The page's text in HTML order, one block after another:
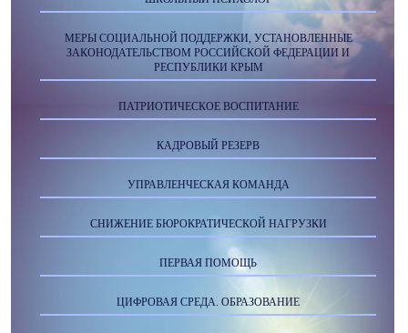
МЕРЫ СОЦИАЛЬНОЙ ПОДДЕРЖКИ, УСТАНОВЛЕННЫЕ
ЗАКОНОДАТЕЛЬСТВОМ РОССИЙСКОЙ ФЕДЕРАЦИИ И
РЕСПУБЛИКИ КРЫМ
ПАТРИОТИЧЕСКОЕ ВОСПИТАНИЕ
КАДРОВЫЙ РЕЗЕРВ
УПРАВЛЕНЧЕСКАЯ КОМАНДА
СНИЖЕНИЕ БЮРОКРАТИЧЕСКОЙ НАГРУЗКИ
ПЕРВАЯ ПОМОЩЬ
ЦИФРОВАЯ СРЕДА. ОБРАЗОВАНИЕ